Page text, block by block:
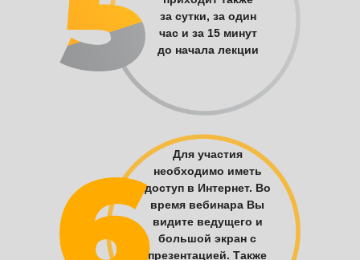
за сутки, за один
час и за 15 минут
до начала лекции
Для участия
необходимо иметь
доступ в Интернет. Во
время вебинара Вы
видите ведущего и
большой экран с
презентацией. Также